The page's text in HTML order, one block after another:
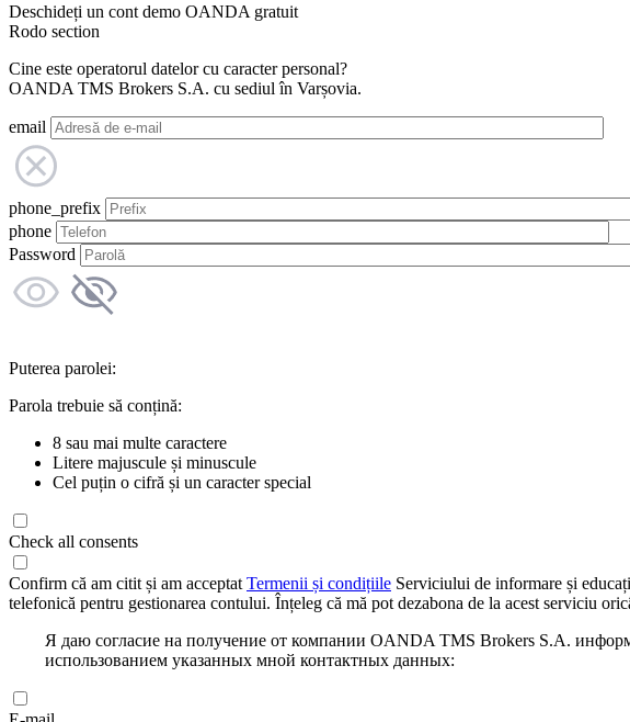
Deschideți un cont demo OANDA gratuit
Rodo section
Cine este operatorul datelor cu caracter personal?
OANDA TMS Brokers S.A. cu sediul în Varșovia.
email
phone_prefix
phone
Password
Puterea parolei:
Parola trebuie să conțină:
8 sau mai multe caractere
Litere majuscule și minuscule
Cel puțin o cifră și un caracter special
Check all consents
Confirm că am citit și am acceptat Termenii și condițiile Serviciului de informare și
telefonică pentru gestionarea contului. Înțeleg că mă pot dezabona de la acest serviciu
Я даю согласие на получение от компании OANDA TMS Brokers S.A.
использованием указанных мной контактных данных: